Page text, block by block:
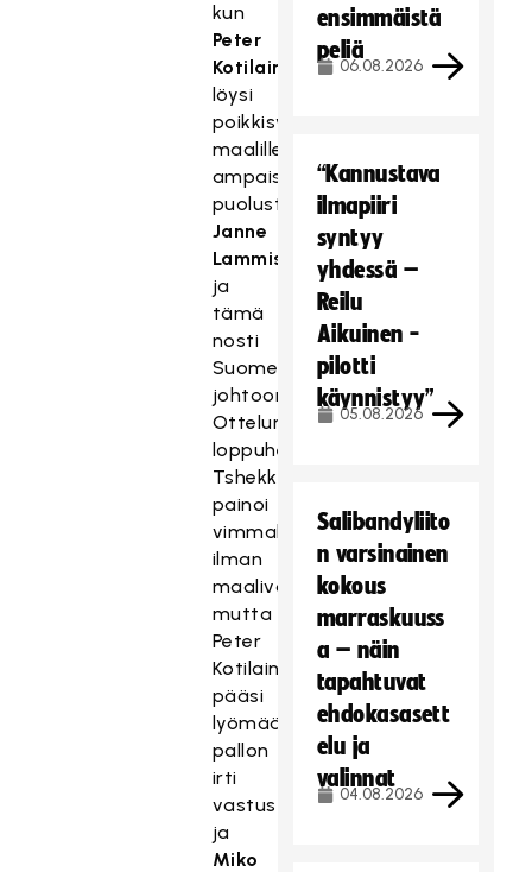
kun
Peter
Kotilaine
löysi
poikkisyötöllä
maalille
ampaisseen
puolustaja
Janne
Lammisen
ja
tämä
nosti
Suomen
johtoon.
Ottelun
loppuhetket
Tshekki
painoi
vimmalla
ilman
maalivahtia,
mutta
Peter
Kotilainen
pääsi
lyömään
pallon
irti
vastustajalya
ja
Miko
ensimmäistä
peliä
06.08.2026
“Kannustava
ilmapiiri
syntyy
yhdessä –
Reilu
Aikuinen -
pilotti
käynnistyy”
05.08.2026
Salibandyliito
n varsinainen
kokous
marraskuuss
a – näin
tapahtuvat
ehdokasasett
elu ja
valinnat
04.08.2026